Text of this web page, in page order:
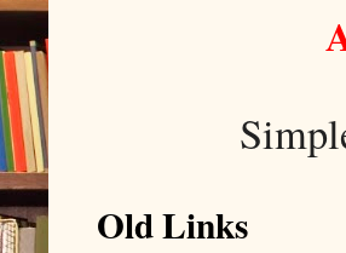
Old Links